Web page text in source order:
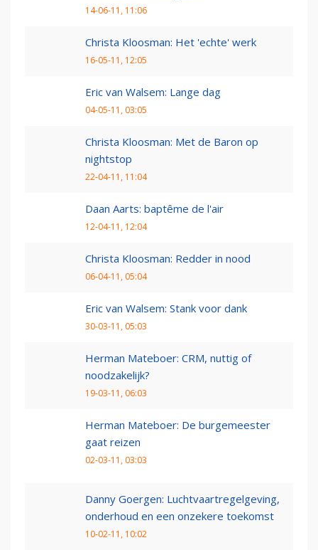
14-06-11, 11:06
Christa Kloosman: Het 'echte' werk
16-05-11, 12:05
Eric van Walsem: Lange dag
04-05-11, 03:05
Christa Kloosman: Met de Baron op
nightstop
22-04-11, 11:04
Daan Aarts: baptême de l'air
12-04-11, 12:04
Christa Kloosman: Redder in nood
06-04-11, 05:04
Eric van Walsem: Stank voor dank
30-03-11, 05:03
Herman Mateboer: CRM, nuttig of
noodzakelijk?
19-03-11, 06:03
Herman Mateboer: De burgemeester
gaat reizen
02-03-11, 03:03
Danny Goergen: Luchtvaartregelgeving,
onderhoud en een onzekere toekomst
10-02-11, 10:02